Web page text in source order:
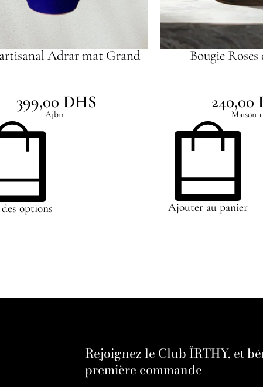
Adrar mat Grand
Ajbir
399,00 DHS
options
Bougie Roses
Maison
240,00
Ajouter au panier
Rejoignez le Club ÏRTHY, et
première commande